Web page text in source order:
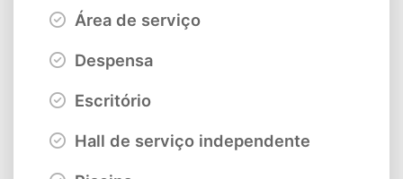
Área de serviço
Despensa
Escritório
Hall de serviço independente